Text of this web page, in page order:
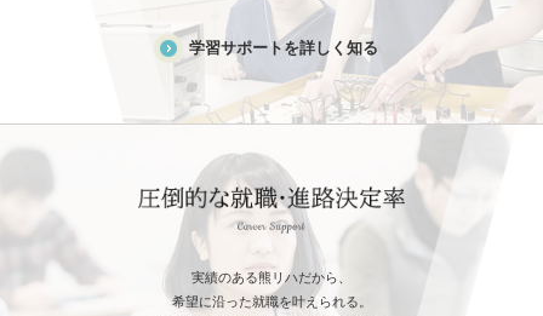
学習サポートを詳しく知る
実績のある熊リハだから、
希望に沿った就職を叶えられる。